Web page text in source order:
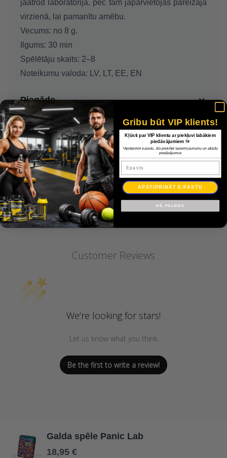
jāatrod laboratorija, pēc tam jāpārvietojas pareizajā
virzienā, lai pamanītu amēbu.
Vecums: no 8 g.
Ilgums: 30 min
Spēlētāju skaits: 2–8
Noteikumu valoda: LV, LT, EE, EN
Piegāde
Apmaksa
Garantija
Customer Reviews
We’re looking for stars!
Let us know what you think
Be the first to write a review!
Galda spēle Panic Lab
18,95 €
Gribu būt VIP klients!
Kļūsti par VIP klientu ar piekļuvi labākiem
piedāvājumiem !⭐
*Apstiprinot e-pastu, Jūs piekrītat saņemt jaunumu un atlaižu
piedāvājumus
Epasts
APSTIPRINĀT E-PASTU
NĒ, PALDIES